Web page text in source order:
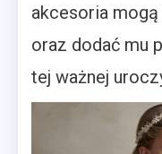
akcesoria
oraz dodać mu
tej ważnej